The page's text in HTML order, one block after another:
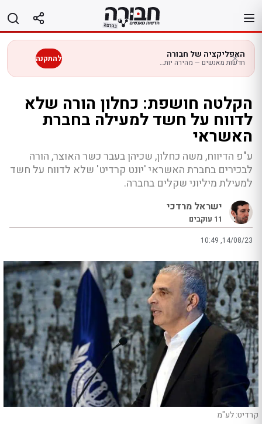
לתוכן
האפליקציה של חבורה
חדשות מאנשים — מהירה יותר בנייד להתקנה
הקלטה חושפת: כחלון הורה שלא
לדווח על חשד למעילה בחברת
האשראי
ע"פ הדיווח, משה כחלון, שכיהן בעבר כשר האוצר, הורה
לבכירים בחברת האשראי 'יונט קרדיט' שלא לדווח על חשד
למעילת מיליוני שקלים בחברה.
ישראל מרדכי
11 עוקבים
10:49 ,14/08/23
קרדיט: לע"מ